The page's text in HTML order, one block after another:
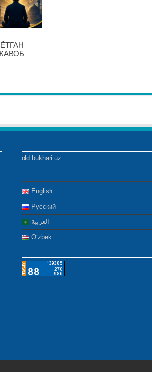
—
old.bukhari.uz
English
Русский
العربية
Oʻzbek